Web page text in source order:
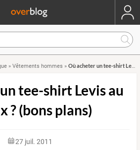
» Vêtements hommes » Où acheter un tee-shirt Levis au meilleur prix ? (bons plans)
tee-shirt Levis au
? (bons plans)
27 juil. 2011